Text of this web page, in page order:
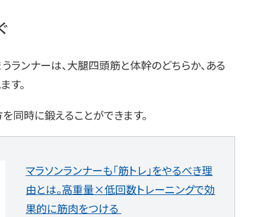
ランナーは、大腿四頭筋と体幹のどちらか、ある
す。
同時に鍛えることができます。
マラソンランナーも「筋トレ」をやるべき理
由とは。高重量×低回数トレーニングで効
果的に筋肉をつける